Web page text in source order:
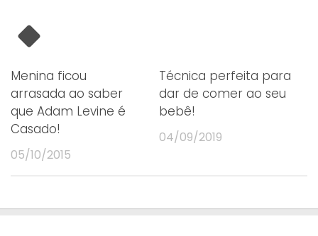
Menina ficou
arrasada ao saber
que Adam Levine é
Casado!
05/10/2015
Técnica perfeita para
dar de comer ao seu
bebê!
04/09/2019